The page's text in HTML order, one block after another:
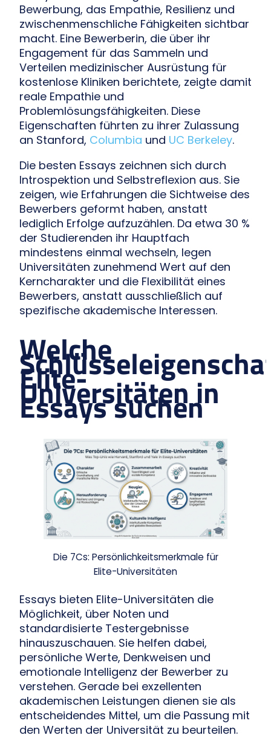
Bewerbung, das Empathie, Resilienz und
zwischenmenschliche Fähigkeiten sichtbar
macht. Eine Bewerberin, die über ihr
Engagement für das Sammeln und
Verteilen medizinischer Ausrüstung für
kostenlose Kliniken berichtete, zeigte damit
reale Empathie und
Problemlösungsfähigkeiten. Diese
Eigenschaften führten zu ihrer Zulassung
an Stanford, Columbia und UC Berkeley.
Die besten Essays zeichnen sich durch
Introspektion und Selbstreflexion aus. Sie
zeigen, wie Erfahrungen die Sichtweise des
Bewerbers geformt haben, anstatt
lediglich Erfolge aufzuzählen. Da etwa 30 %
der Studierenden ihr Hauptfach
mindestens einmal wechseln, legen
Universitäten zunehmend Wert auf den
Kerncharakter und die Flexibilität eines
Bewerbers, anstatt ausschließlich auf
spezifische akademische Interessen.
Welche
Elite-
Universitäten in
Essays suchen
Die 7Cs: Persönlichkeitsmerkmale für
Elite-Universitäten
Essays bieten Elite-Universitäten die
Möglichkeit, über Noten und
standardisierte Testergebnisse
hinauszuschauen. Sie helfen dabei,
persönliche Werte, Denkweisen und
emotionale Intelligenz der Bewerber zu
verstehen. Gerade bei exzellenten
akademischen Leistungen dienen sie als
entscheidendes Mittel, um die Passung mit
den Werten der Universität zu beurteilen.